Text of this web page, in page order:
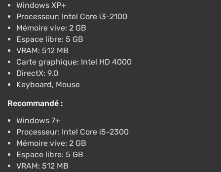
€2.76
PC
ggsel 4.2457 avis Support sur VGTimes
Tiny Bunny *RU/BY/UA/CIS Steam Auto
€2.77
PC
ggsel 4.2457 avis Support sur VGTimes
Tiny Bunny STEAM GIFT AUTODELIVERY
€2.82
PC
ggsel 4.2457 avis Support sur VGTimes
Windows XP+
Processeur: Intel Core i3-2100
Mémoire vive: 2 GB
Espace libre: 5 GB
VRAM: 512 MB
Carte graphique: Intel HD 4000
DirectX: 9.0
Keyboard, Mouse
Recommandé :
Windows 7+
Processeur: Intel Core i5-2300
Mémoire vive: 2 GB
Espace libre: 5 GB
VRAM: 512 MB